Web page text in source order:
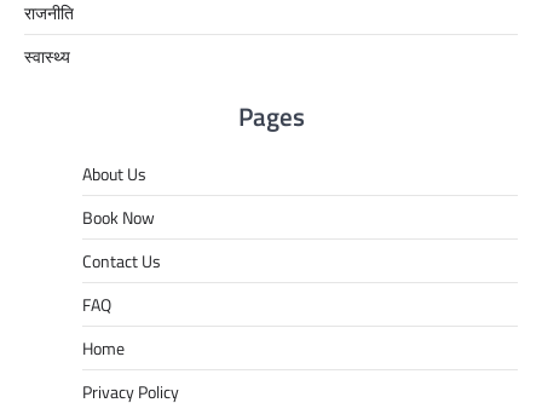
राजनीति
स्वास्थ्य
Pages
About Us
Book Now
Contact Us
FAQ
Home
Privacy Policy